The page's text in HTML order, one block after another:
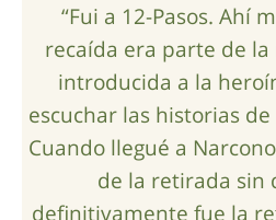
“Fui a 12-Pasos. Ahí
recaída era parte de
introducida a la
escuchar las historias
Cuando llegué a
de la retirada sin
definitivamente fue la